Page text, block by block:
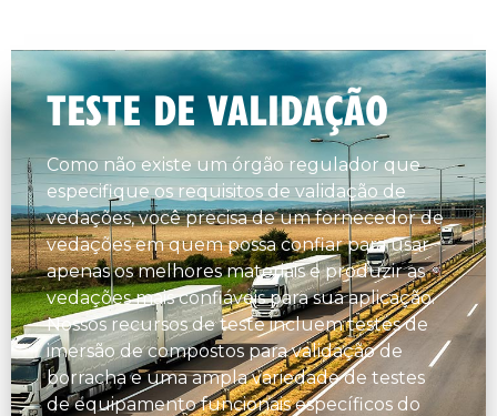
TESTE DE VALIDAÇÃO
Como não existe um órgão regulador que
especifique os requisitos de validação de
vedações, você precisa de um fornecedor de
vedações em quem possa confiar para usar
apenas os melhores materiais e produzir as
vedações mais confiáveis para sua aplicação.
Nossos recursos de teste incluem testes de
imersão de compostos para validação de
borracha e uma ampla variedade de testes
de equipamento funcionais específicos do